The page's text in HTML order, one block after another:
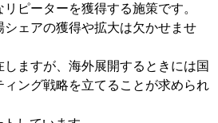
ピーターを獲得する施策です。
ェアの獲得や拡大は欠かせませ
ますが、海外展開するときには国
ング戦略を立てることが求められ